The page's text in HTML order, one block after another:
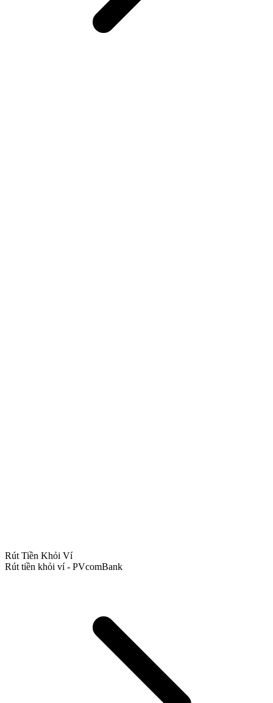
Rút Tiền Khỏi Ví
Rút tiền khỏi ví - PVcomBank